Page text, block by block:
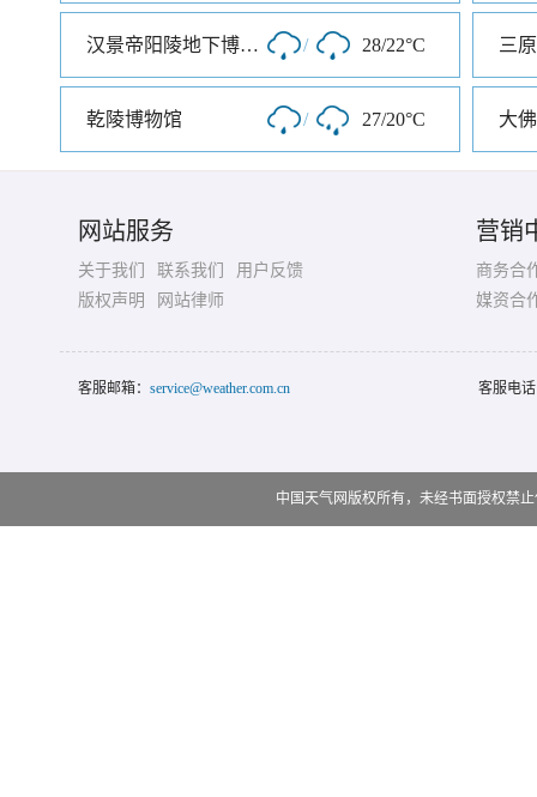
汉景帝阳陵地下博物馆 / 28/22°C 三
乾陵博物馆 / 27/20°C 大
网站服务
关于我们 联系我们
用户反馈
版权声明
网站律师
营销
商务合
媒资合
客服邮箱： service@weather.com.cn 客服电
中国天气网版权所有，未经书面授权